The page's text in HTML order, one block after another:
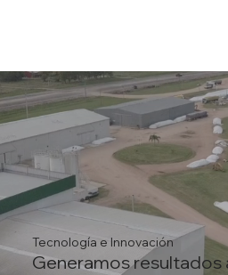
Tecnología e Innovación
Generamos resultados